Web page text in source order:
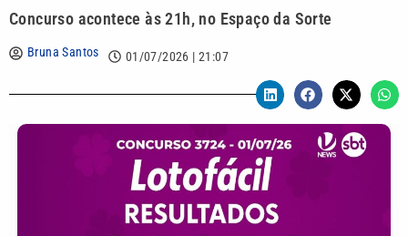
Concurso acontece às 21h, no Espaço da Sorte
Bruna Santos 01/07/2026 | 21:07